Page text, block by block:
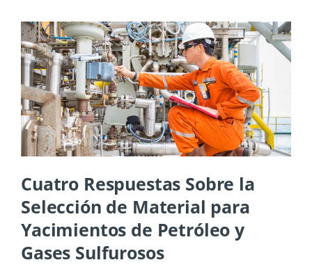
Cuatro Respuestas Sobre la
Selección de Material para
Yacimientos de Petróleo y
Gases Sulfurosos